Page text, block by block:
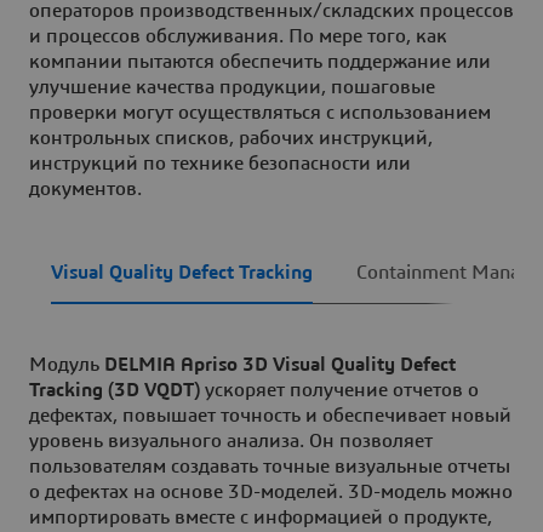
операторов производственных/складских процессов
и процессов обслуживания. По мере того, как
компании пытаются обеспечить поддержание или
улучшение качества продукции, пошаговые
проверки могут осуществляться с использованием
контрольных списков, рабочих инструкций,
инструкций по технике безопасности или
документов.
Visual Quality Defect Tracking Containment
Модуль DELMIA Apriso 3D Visual Quality Defect
Tracking (3D VQDT) ускоряет получение отчетов о
дефектах, повышает точность и обеспечивает новый
уровень визуального анализа. Он позволяет
пользователям создавать точные визуальные отчеты
о дефектах на основе 3D-моделей. 3D-модель можно
импортировать вместе с информацией о продукте,